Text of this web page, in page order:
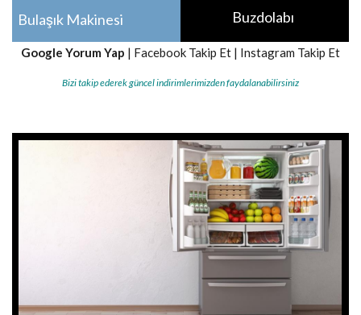
Bulaşık Makinesi Buzdolabı
Google Yorum Yap | Facebook Takip Et | Instagram Takip Et
Bizi takip ederek güncel indirimlerimizden faydalanabilirsiniz